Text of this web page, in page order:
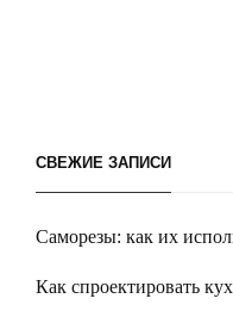
СВЕЖИЕ ЗАПИСИ
Саморезы: как их
Как спроектировать